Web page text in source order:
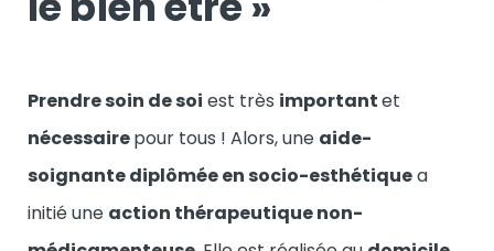
Prendre soin de soi est très importantet
nécessairepour tous ! Alors, une aide-
soignante diplômée en socio-esthétiquea
initié une action thérapeutique non-